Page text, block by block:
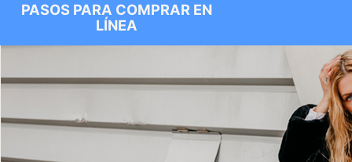
PASOS PARA COMPRAR EN
LÍNEA